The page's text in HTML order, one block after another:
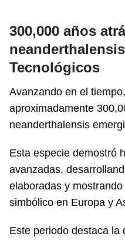
300,000 años
Tecnológicos
Avanzando en el
aproximadamente
neanderthalensis
Esta especie demostró
avanzadas,
elaboradas y
simbólico en Europa y
Este periodo destaca la